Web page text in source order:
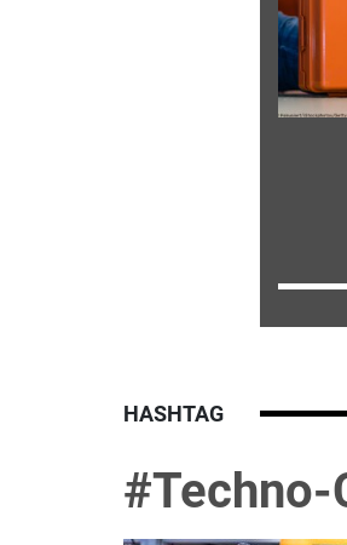
HASHTAG
#Techno-